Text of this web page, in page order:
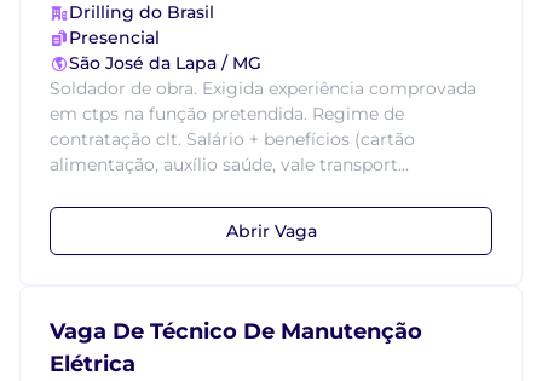
Drilling do Brasil
Presencial
São José da Lapa / MG
Soldador de obra. Exigida experiência comprovada
em ctps na função pretendida. Regime de
contratação clt. Salário + benefícios (cartão
alimentação, auxílio saúde, vale transport...
Abrir Vaga
Vaga De Técnico De Manutenção
Elétrica